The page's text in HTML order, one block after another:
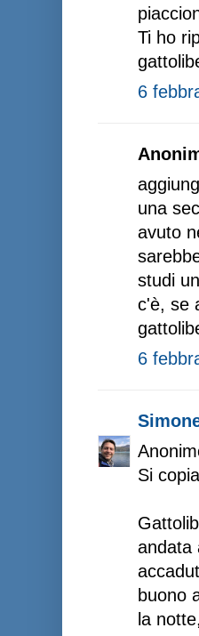
Ti ho
6
una
avuto
studi
c'è, se
6
Si
andata
buono
la